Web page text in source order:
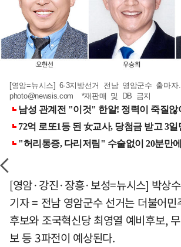
[영암=뉴시스] 6·3지방선거 전남 영암군수 출마
photo@newsis.com *재판매 및 DB 금지
[영암·강진·장흥·보성=뉴시스] 박상
기자 = 전남 영암군수 선거는 더불어민
후보와 조국혁신당 최영열 예비후보,
보 등 3파전이 예상된다.